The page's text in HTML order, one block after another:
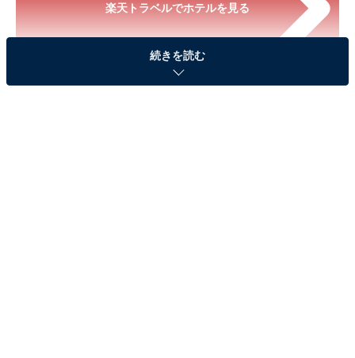
楽天トラベルでホテルを見る
続きを読む